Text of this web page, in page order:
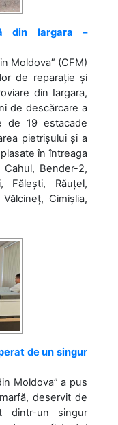
din Iargara –
Moldova” (CFM)
de reparație și
din Iargara,
de descărcare a
de 19 estacade
pietrișului și a
în întreaga
Cahul, Bender-2,
Fălești, Răuțel,
Cimișlia,
de un singur
Moldova” a pus
deservit de
dintr-un singur